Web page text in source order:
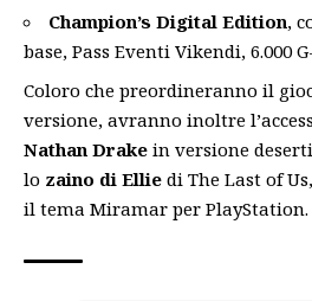
Champion’s Digital Edition,
base, Pass Eventi Vikendi, 6.000
Coloro che preordineranno il
versione, avranno inoltre
Nathan Drake in versione
lo zaino di Ellie di The Last of
il tema Miramar per PlayStation.